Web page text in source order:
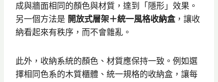
成與牆面相同的顏色與材質，達到「隱形」效果。
另一個方法是 開放式層架＋統一風格收納盒，讓收
納看起來有秩序，而不會雜亂。
此外，收納系統的顏色、材質應保持一致。例如選
擇相同色系的木質櫃體、統一規格的收納盒，讓每